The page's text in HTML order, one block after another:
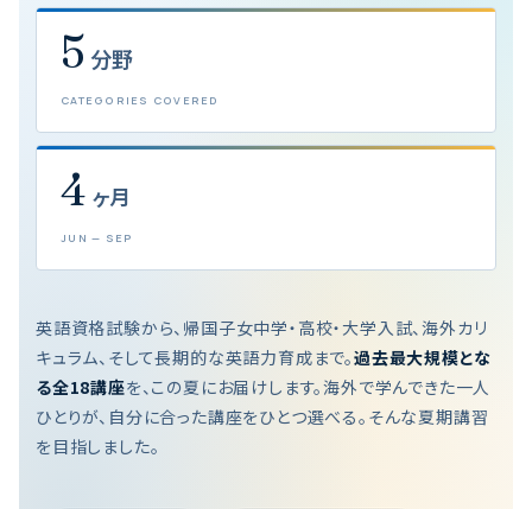
5 分野
CATEGORIES COVERED
4 ヶ月
JUN — SEP
英語資格試験から、帰国子女中学・高校・大学入試、海外カリ
キュラム、そして長期的な英語力育成まで。過去最大規模とな
る全18講座を、この夏にお届けします。海外で学んできた一人
ひとりが、自分に合った講座をひとつ選べる。そんな夏期講習
を目指しました。